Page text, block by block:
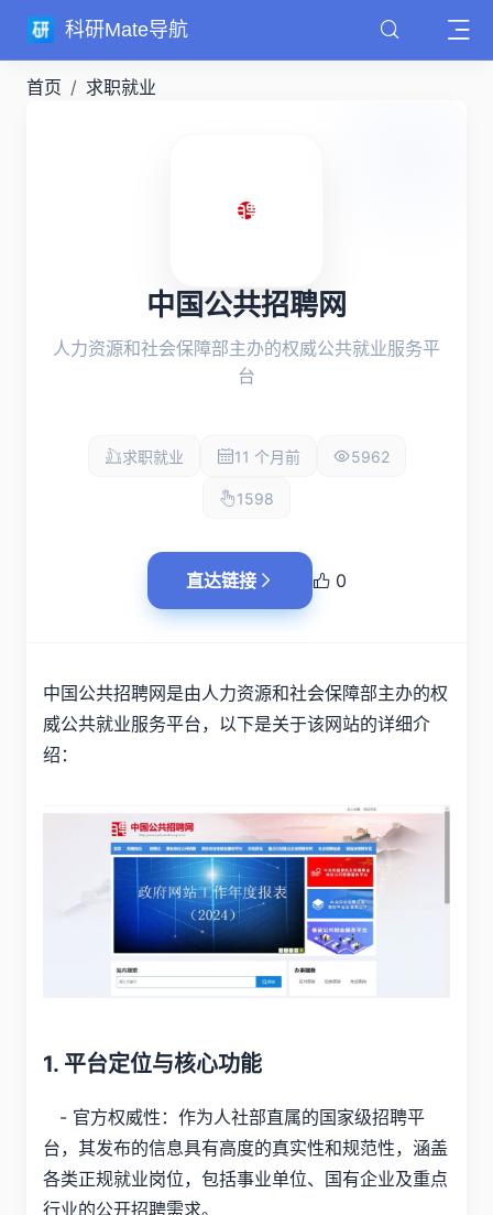
科研Mate导航
首页 求职就业
中国公共招聘网
人力资源和社会保障部主办的权威公共就业服务平
台
求职就业 11 个月前 5962
1598
直达链接 0
中国公共招聘网是由人力资源和社会保障部主办的权
威公共就业服务平台，以下是关于该网站的详细介
绍：
1. 平台定位与核心功能
- 官方权威性：作为人社部直属的国家级招聘平
台，其发布的信息具有高度的真实性和规范性，涵盖
各类正规就业岗位，包括事业单位、国有企业及重点
行业的公开招聘需求。